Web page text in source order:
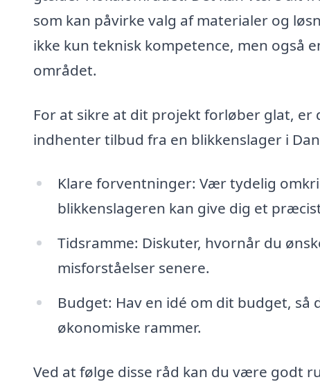
som kan påvirke valg af materialer og
ikke kun teknisk kompetence, men også
området.
For at sikre at dit projekt forløber glat,
indhenter tilbud fra en blikkenslager i
Klare forventninger: Vær tydelig
blikkenslageren kan give dig et
Tidsramme: Diskuter, hvornår du
misforståelser senere.
Budget: Hav en idé om dit budget,
økonomiske rammer.
Ved at følge disse råd kan du være godt